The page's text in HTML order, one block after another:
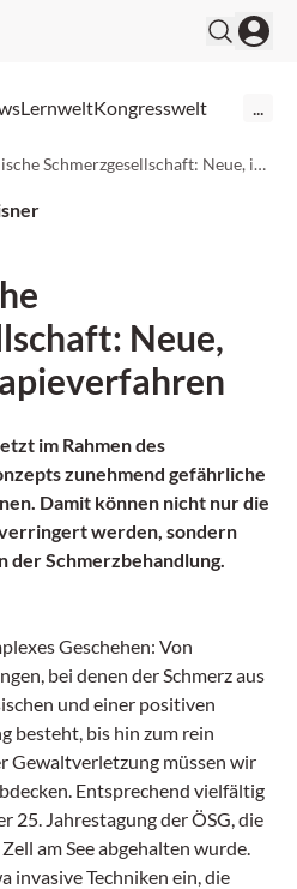
LernweltKongresswelt
Österreichische Schmerzgesellschaft: Neue, invasive Therapieverfahren
Neue,
im Rahmen des
zunehmend gefährliche
Damit können nicht nur die
werden, sondern
der Schmerzbehandlung.
Geschehen: Von
bei denen der Schmerz aus
und einer positiven
besteht, bis hin zum rein
Gewaltverletzung müssen wir
Entsprechend vielfältig
25. Jahrestagung der ÖSG, die
am See abgehalten wurde.
invasive Techniken ein, die